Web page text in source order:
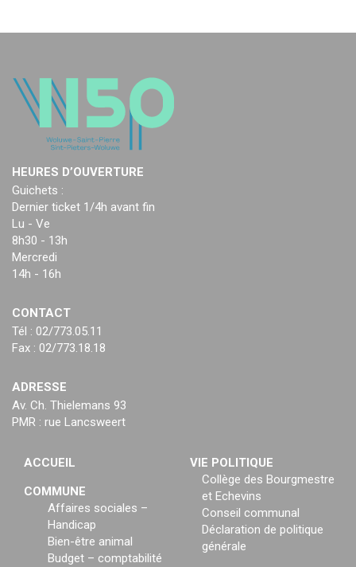
HEURES D’OUVERTURE
Guichets :
Dernier ticket 1/4h avant fin
Lu - Ve
8h30 - 13h
Mercredi
14h - 16h
CONTACT
Tél : 02/773.05.11
Fax : 02/773.18.18
ADRESSE
Av. Ch. Thielemans 93
PMR : rue Lancsweert
ACCUEIL
COMMUNE
Affaires sociales –
Handicap
Bien-être animal
Budget – comptabilité
VIE POLITIQUE
Collège des Bourgmestre
et Echevins
Conseil communal
Déclaration de politique
générale